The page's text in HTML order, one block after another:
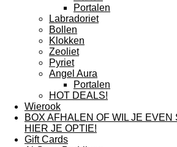
Portalen
Labradoriet
Bollen
Klokken
Zeoliet
Pyriet
Angel Aura
Portalen
HOT DEALS!
Wierook
BOX AFHALEN OF WIL JE EVEN
HIER JE OPTIE!
Gift Cards